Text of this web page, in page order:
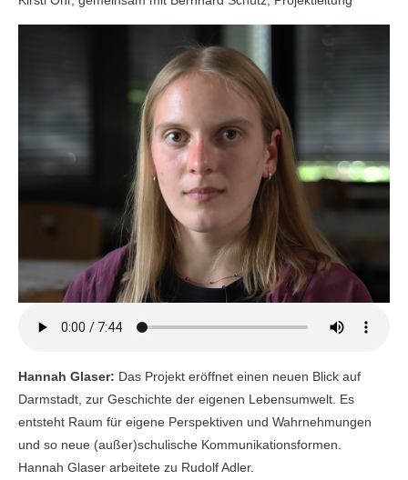
Hannah Glaser: Das Projekt eröffnet einen neuen Blick auf
Darmstadt, zur Geschichte der eigenen Lebensumwelt. Es
entsteht Raum für eigene Perspektiven und Wahrnehmungen
und so neue (außer)schulische Kommunikationsformen.
Hannah Glaser arbeitete zu Rudolf Adler.